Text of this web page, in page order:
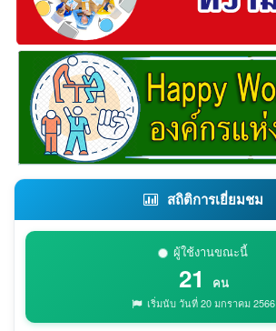
สถิติการเยี่ยมชม
ผู้ใช้งานขณะนี้
21 คน
เริ่มนับ วันที่ 20 มกราคม 2566